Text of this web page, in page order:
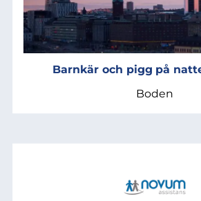
Barnkär och pigg på
Boden